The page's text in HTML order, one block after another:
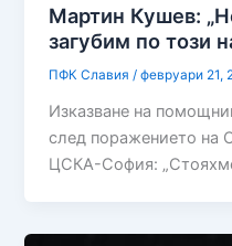
Мартин Кушев:
загубим по този
ПФК Славия/февруари 21,
Изказване на
след поражението на
ЦСКА-София: